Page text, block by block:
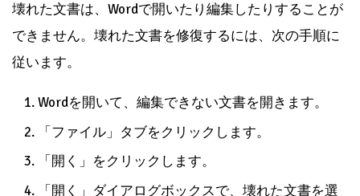
壊れた文書は、Wordで開いたり編集したりすることが
できません。壊れた文書を修復するには、次の手順に
従います。
Wordを開いて、編集できない文書を開きます。
「ファイル」タブをクリックします。
「開く」をクリックします。
「開く」ダイアログボックスで、壊れた文書を選